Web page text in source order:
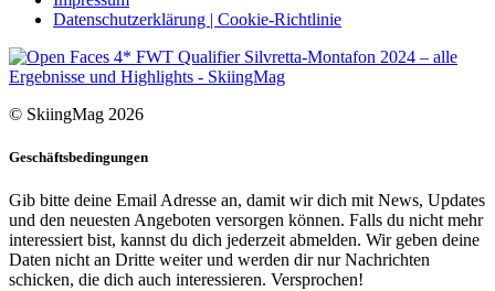
Datenschutzerklärung | Cookie-Richtlinie
© SkiingMag 2026
Geschäftsbedingungen
Gib bitte deine Email Adresse an, damit wir dich mit News, Updates
und den neuesten Angeboten versorgen können. Falls du nicht mehr
interessiert bist, kannst du dich jederzeit abmelden. Wir geben deine
Daten nicht an Dritte weiter und werden dir nur Nachrichten
schicken, die dich auch interessieren. Versprochen!